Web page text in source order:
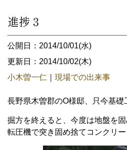
進捗３
公開日：2014/10/01(水)
更新日：2014/10/02(木)
小木曽一仁
現場での出来事
長野県木曽郡のO様邸、只今基礎
掘方を終えると、今度は地盤を固
転圧機で突き固め捨てコンクリー